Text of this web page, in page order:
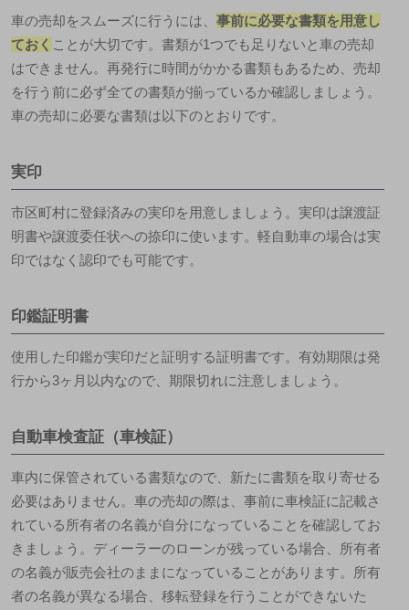
車の売却をスムーズに行うには、 事前に必要な書類を用意し
ておく ことが大切です。書類が1つでも足りないと車の売却
はできません。再発行に時間がかかる書類もあるため、売却
を行う前に必ず全ての書類が揃っているか確認しましょう。
車の売却に必要な書類は以下のとおりです。
実印
市区町村に登録済みの実印を用意しましょう。実印は譲渡証
明書や譲渡委任状への捺印に使います。軽自動車の場合は実
印ではなく認印でも可能です。
印鑑証明書
使用した印鑑が実印だと証明する証明書です。有効期限は発
行から3ヶ月以内なので、期限切れに注意しましょう。
自動車検査証（車検証）
車内に保管されている書類なので、新たに書類を取り寄せる
必要はありません。車の売却の際は、事前に車検証に記載さ
れている所有者の名義が自分になっていることを確認してお
きましょう。ディーラーのローンが残っている場合、所有者
の名義が販売会社のままになっていることがあります。所有
者の名義が異なる場合、移転登録を行うことができないた